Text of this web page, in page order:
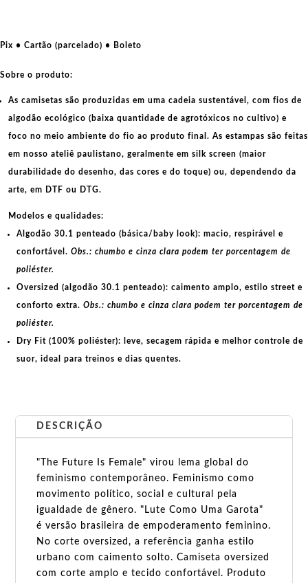
Pix • Cartão (parcelado) • Boleto
Sobre o produto:
As camisetas são produzidas em uma cadeia sustentável, com fios de
algodão ecológico (baixa quantidade de agrotóxicos no cultivo) e
foco no meio ambiente do fio ao produto final. As estampas são feitas
em nosso ateliê paulistano, geralmente em silk screen (maior
durabilidade do desenho, das cores e do toque) ou, dependendo da
arte, em DTF ou DTG.
Modelos e qualidades:
Algodão 30.1 penteado (básica/baby look): macio, respirável e
confortável. Obs.: chumbo e cinza clara podem ter porcentagem de
poliéster.
Oversized (algodão 30.1 penteado): caimento amplo, estilo street e
conforto extra. Obs.: chumbo e cinza clara podem ter porcentagem de
poliéster.
Dry Fit (100% poliéster): leve, secagem rápida e melhor controle de
suor, ideal para treinos e dias quentes.
DESCRIÇÃO
"The Future Is Female" virou lema global do
feminismo contemporâneo. Feminismo como
movimento político, social e cultural pela
igualdade de gênero. "Lute Como Uma Garota"
é versão brasileira de empoderamento feminino.
No corte oversized, a referência ganha estilo
urbano com caimento solto. Camiseta oversized
com corte amplo e tecido confortável. Produto